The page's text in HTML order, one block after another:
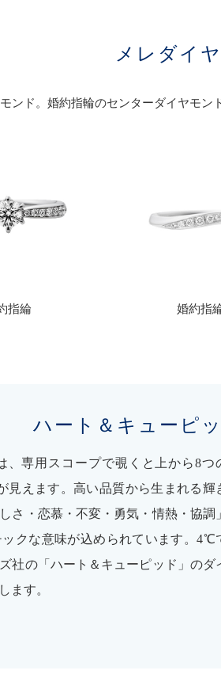
メレダイ
ンド。婚約指輪のセンターダイヤモン
指綸 婚約指
ハート＆キューピ
、専用スコープで覗くと上から8つ
見えます。高い品質から生まれる輝
さ・恋慕・不変・勇気・情熱・協調」
クな意味が込められています。4℃
社の「ハート＆キューピッド」のダ
ます。